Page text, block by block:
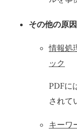
その他の原
情報処
ック
PDFに
されて
キーワ